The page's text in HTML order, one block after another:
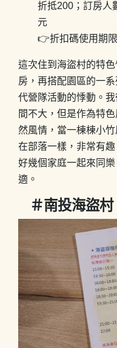
折抵200；訂房人
元
👉折扣碼使用期
這次住到海盜村的特
房，再搭配園區的一
代營隊活動的悸動。
間不大，但是作為特
然風情，當一棟棟小
在部落一樣，非常有
好幾個家庭一起來同
適。
＃南投海盜